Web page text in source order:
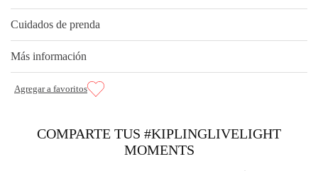
Cuidados de prenda
Más información
COMPARTE TUS #KIPLINGLIVELIGHT
MOMENTS